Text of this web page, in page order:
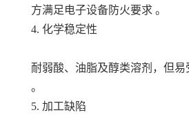
方满足电子设备防火要求 。
4. 化学稳定性
耐弱酸、油脂及醇类溶剂，但
。
5. 加工缺陷